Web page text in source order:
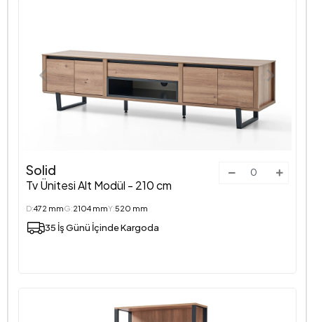
Solid
Tv Ünitesi Alt Modül - 210 cm
D:472 mmG:2104 mmY:520 mm
35 İş Günü İçinde Kargoda